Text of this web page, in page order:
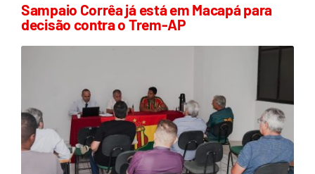
Sampaio Corrêa já está em Macapá para
decisão contra o Trem-AP